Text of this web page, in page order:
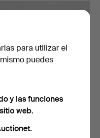
PORTAMACETAS/SOPORT
2 jun 2026
para utilizar el
puedes
y las funciones
web.